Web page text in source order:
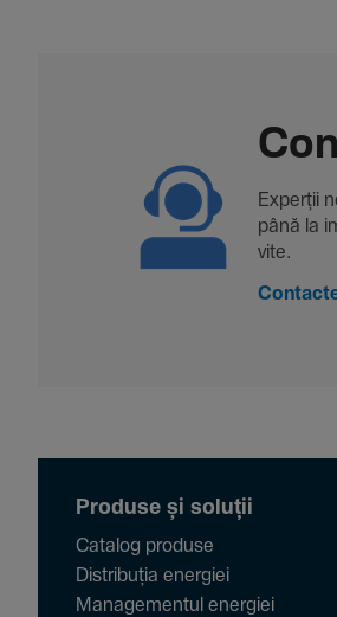
Experții
până la
vite.
Produse și soluții
Catalog produse
Distribuția energiei
Managementul energiei